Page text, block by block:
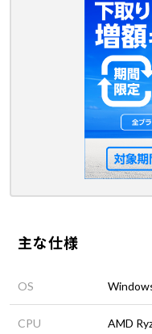
主な仕様
OS
CPU AMD